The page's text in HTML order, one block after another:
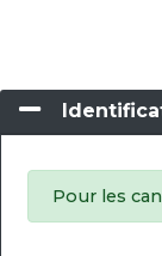
Pour les